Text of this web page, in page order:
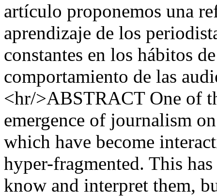
artículo proponemos una
aprendizaje de los
constantes en los hábitos
comportamiento de las
<hr/>ABSTRACT One of
emergence of journalism
which have become
hyper-fragmented. This
know and interpret them,